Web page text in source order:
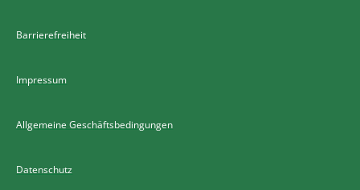
Barrierefreiheit
Impressum
Allgemeine Geschäftsbedingungen
Datenschutz